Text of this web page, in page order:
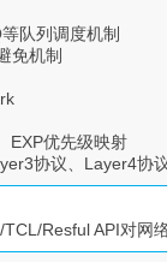
队列调度机制
免机制
EXP优先级映射
协议、Layer4协
Resful API对网